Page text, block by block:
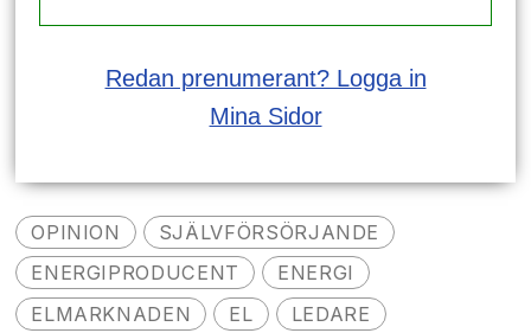
Redan prenumerant? Logga in
Mina Sidor
OPINION
SJÄLVFÖRSÖRJANDE
ENERGIPRODUCENT
ENERGI
ELMARKNADEN
EL LEDARE